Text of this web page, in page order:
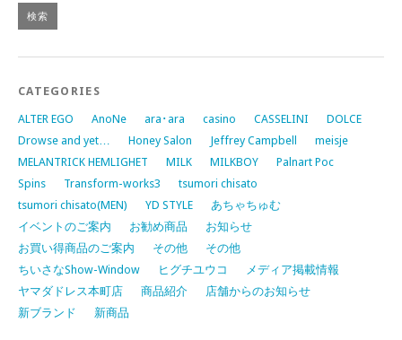
CATEGORIES
ALTER EGO AnoNe ara･ara casino CASSELINI
DOLCE
Drowse and yet…
Honey Salon Jeffrey Campbell
meisje
MELANTRICK HEMLIGHET
MILK MILKBOY
Palnart Poc
Spins
Transform-works3
tsumori chisato
tsumori chisato(MEN)
YD STYLE
あちゃちゅむ
イベントのご案内
お勧め商品
お知らせ
お買い得商品のご案内
その他
その他
ちいさなShow-Window
ヒグチユウコ
メディア掲載情報
ヤマダドレス本町店
商品紹介
店舗からのお知らせ
新ブランド
新商品